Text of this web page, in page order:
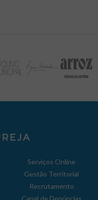
Serviços Online
Gestão Territorial
Recrutamento